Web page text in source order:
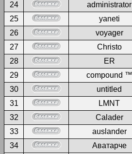
24
administrator
25
yaneti
26
voyager
27
Christo
28
ER
29
compound ™
30
untitled
31
LMNT
32
Calader
33
auslander
34
Аватарче